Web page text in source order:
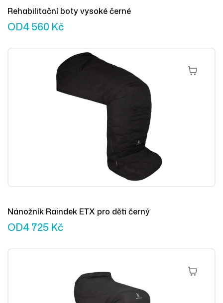
Rehabilitační boty vysoké černé
OD4 560 Kč
Výběr
Nánožník Raindek ETX pro děti černý
OD4 725 Kč
Výběr